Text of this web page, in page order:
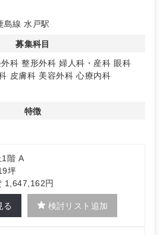
島線 水戸駅
募集科目
外科 整形外科 婦人科・産科 眼科
皮膚科 美容外科 心療内科
特徴
1階 A
坪
1,647,162円
る 検討リスト追加